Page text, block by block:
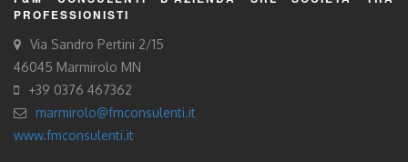
PROFESSIONISTI
Via Sandro Pertini 2/15
46045 Marmirolo MN
+39 0376 467362
marmirolo@fmconsulenti.it
www.fmconsulenti.it